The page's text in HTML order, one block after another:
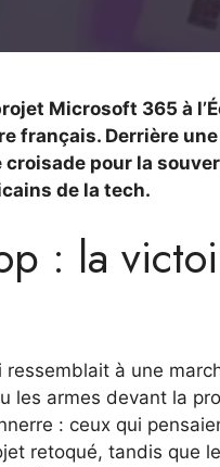
Microsoft 365 à
français. Derrière
pour la
de la tech.
: la
à une
les armes devant la
: ceux qui
retoqué, tandis que